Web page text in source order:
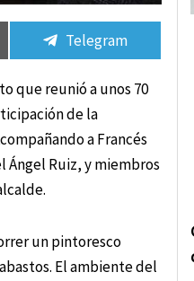
Compartir
en
Telegram
que reunió a unos 70
de la
a Francés
Ruiz, y miembros
un pintoresco
El ambiente del
Compartir
en